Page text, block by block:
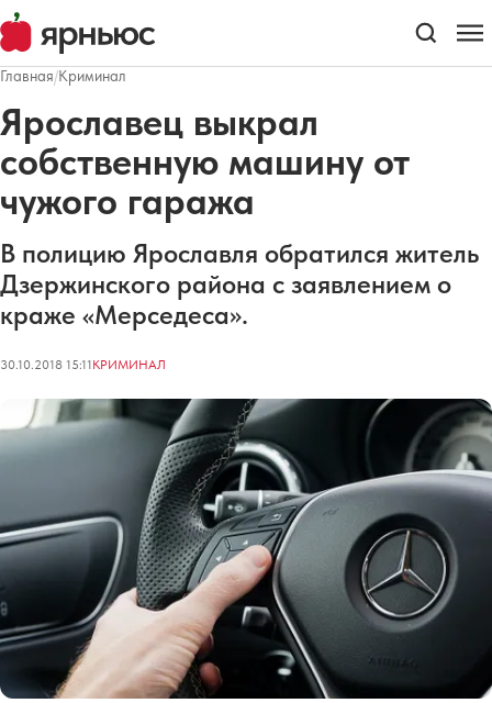
Главная/Криминал
Ярославец выкрал
собственную машину от
чужого гаража
В полицию Ярославля обратился житель
Дзержинского района с заявлением о
краже «Мерседеса».
30.10.2018 15:11КРИМИНАЛ